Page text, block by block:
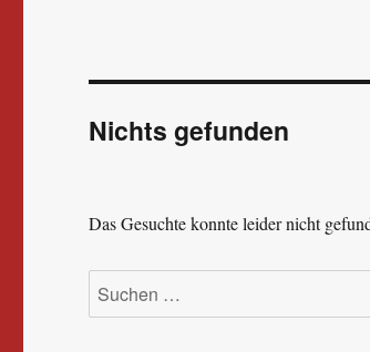
Nichts gefunden
Das Gesuchte konnte leider nicht
Suchen
nach: